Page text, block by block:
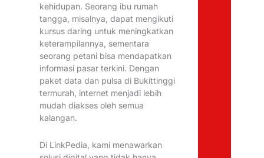
kehidupan. Seorang ibu rumah
tangga, misalnya, dapat mengikuti
kursus daring untuk meningkatkan
keterampilannya, sementara
seorang petani bisa mendapatkan
informasi pasar terkini. Dengan
paket data dan pulsa di Bukittinggi
termurah, internet menjadi lebih
mudah diakses oleh semua
kalangan.
Di LinkPedia, kami menawarkan